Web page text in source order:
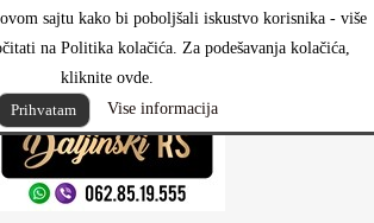
sajtu kako bi poboljšali iskustvo korisnika - više
na Politika kolačića. Za podešavanja kolačića,
kliknite ovde.
Prihvatam
Vise informacija
Prijavi se